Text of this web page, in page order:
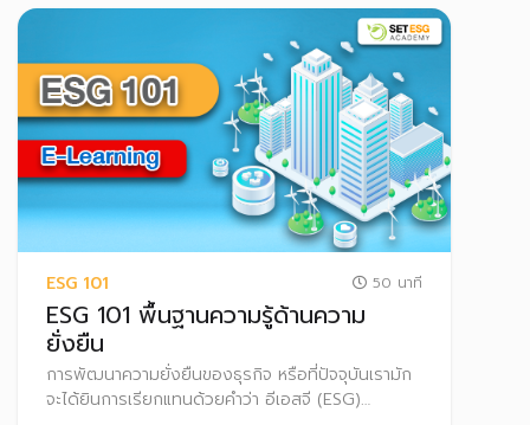
ESG 101 50 นาที
ESG 101 พื้นฐานความรู้ด้านความ
ยั่งยืน
การพัฒนาความยั่งยืนของธุรกิจ หรือที่ปัจจุบันเรามัก
จะได้ยินการเรียกแทนด้วยคำว่า อีเอสจี (ESG)